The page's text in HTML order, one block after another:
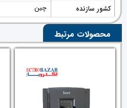
کشور سازنده
چین
محصولات مرتبط